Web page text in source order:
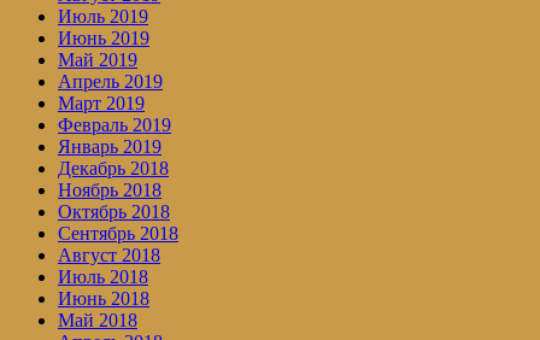
Июль 2019
Июнь 2019
Май 2019
Апрель 2019
Март 2019
Февраль 2019
Январь 2019
Декабрь 2018
Ноябрь 2018
Октябрь 2018
Сентябрь 2018
Август 2018
Июль 2018
Июнь 2018
Май 2018